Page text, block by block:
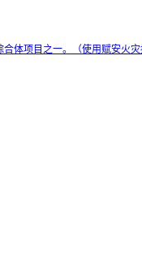
体项目之一。（使用赋安火灾